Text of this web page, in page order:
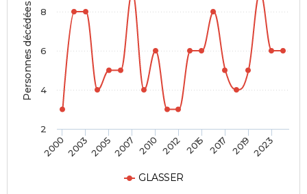
Personnes décédées
GLASSER
2000200320052007 2010 2012 2015 2017 2019 2023
2
4
6
8